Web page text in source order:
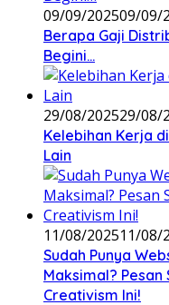
09/09/202509/09/
Berapa Gaji
Begini…
29/08/202529/08/
Kelebihan Kerja
Lain
11/08/202511/08/
Sudah Punya
Maksimal?
Creativism Ini!